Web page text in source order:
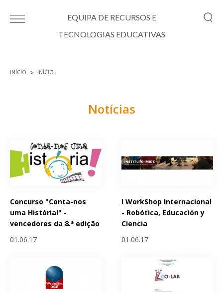
EQUIPA DE RECURSOS E
TECNOLOGIAS EDUCATIVAS
INÍCIO INÍCIO
Notícias
Concurso "Conta-nos
uma História!" -
vencedores da 8.ª edição
01.06.17
I WorkShop Internacional
- Robótica, Educación y
Ciencia
01.06.17
Páginas